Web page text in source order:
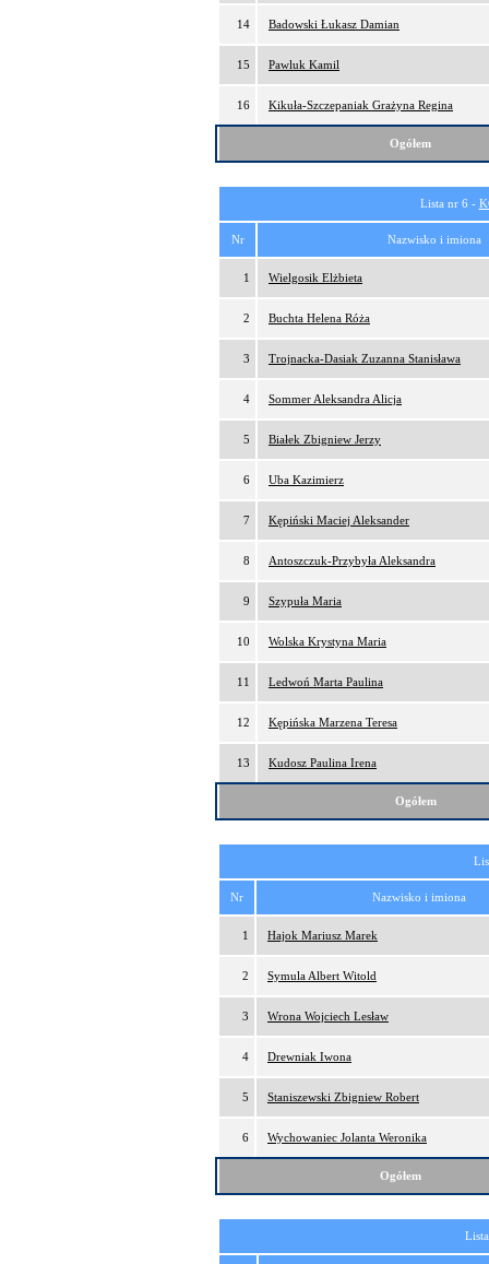
14 Badowski Łukasz Damian
15 Pawluk Kamil
16 Kikuła-Szczepaniak Grażyna Regina
Ogółem
Lista nr 6 -
Nr Nazwisko i imiona
1 Wielgosik Elżbieta
2 Buchta Helena Róża
3 Trojnacka-Dasiak Zuzanna Stanisława
4 Sommer Aleksandra Alicja
5 Białek Zbigniew Jerzy
6 Uba Kazimierz
7 Kępiński Maciej Aleksander
8 Antoszczuk-Przybyła Aleksandra
9 Szypuła Maria
10 Wolska Krystyna Maria
11 Ledwoń Marta Paulina
12 Kępińska Marzena Teresa
13 Kudosz Paulina Irena
Ogółem
Nr Nazwisko i imiona
1 Hajok Mariusz Marek
2 Symula Albert Witold
3 Wrona Wojciech Lesław
4 Drewniak Iwona
5 Staniszewski Zbigniew Robert
6 Wychowaniec Jolanta Weronika
Ogółem